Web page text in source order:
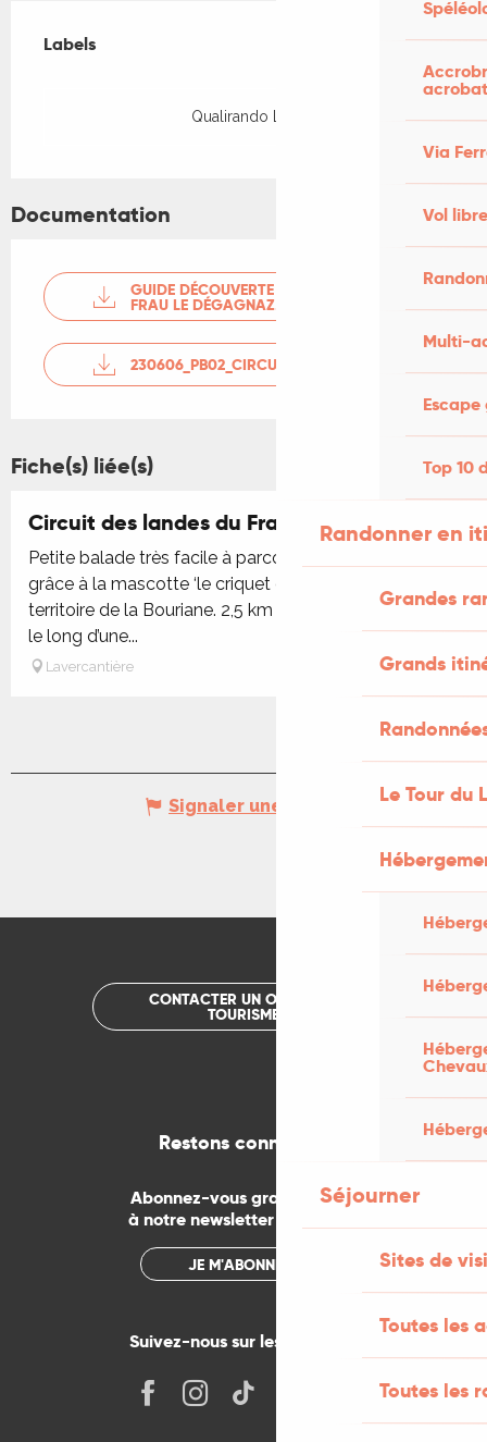
Via
Vol libre
Multi-
Top 10
Randonner en
Grandes
Grands
Le Tour du
Séjourner
Sites de
Toutes les
Toutes les
Labels
Labels
Qualirando Lot
Documentation
GUIDE DÉCOUVERTE ENS LANDES DU
FRAU LE DÉGAGNAZ...
Fiche(s) liée(s)
Circuit des landes du Frau
Petite balade très facile à parcourir avec les enfants
grâce à la mascotte ‘le criquet des ajoncs’ sur le
territoire de la Bouriane. 2,5 km de chemin à découvrir
le long d’une...
Lavercantière
Signaler une erreur
CONTACTER UN OFFICE DE
TOURISME
Restons connectés
Abonnez-vous gratuitement
à notre newsletter mensuelle
JE M'ABONNE
Suivez-nous sur les réseaux !